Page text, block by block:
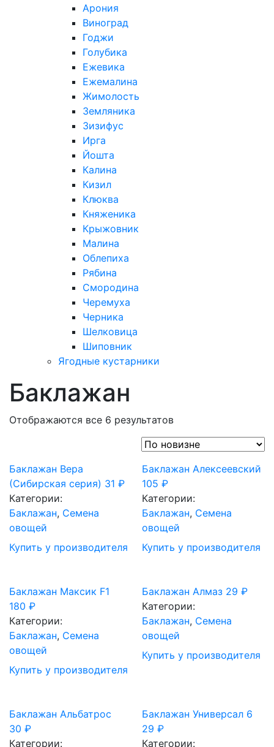
Арония
Виноград
Годжи
Голубика
Ежевика
Ежемалина
Жимолость
Земляника
Зизифус
Ирга
Йошта
Калина
Кизил
Клюква
Княженика
Крыжовник
Малина
Облепиха
Рябина
Смородина
Черемуха
Черника
Шелковица
Шиповник
Ягодные кустарники
Баклажан
Отображаются все 6 результатов
Баклажан Вера
(Сибирская серия) 31 ₽
Категории:
Баклажан, Семена
овощей
Купить у производителя
Баклажан Алексеевский
105₽
Категории:
Баклажан, Семена
овощей
Купить у производителя
Баклажан Максик F1
180 ₽
Категории:
Баклажан, Семена
овощей
Купить у производителя
Баклажан Алмаз 29₽
Категории:
Баклажан, Семена
овощей
Купить у производителя
Баклажан Альбатрос
30 ₽
Категории:
Баклажан Универсал 6
29₽
Категории: